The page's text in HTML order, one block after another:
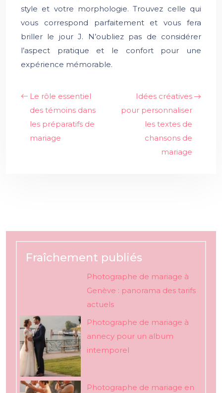
style et votre morphologie. Trouvez celle qui
vous correspond parfaitement et vous fera
briller le jour J. N’oubliez pas de considérer
l’aspect pratique et le confort pour une
expérience mémorable.
Le rôle essentiel
des témoins dans
les préparatifs de
mariage
Idées créatives
pour personnaliser
les textes de
chansons de
mariage
Fraîchement publiés
Photographe de mariage à
Genève : panorama des tarifs
actuels
Photographe de mariage à
annecy pour un album
intemporel
Photographe de mariage en